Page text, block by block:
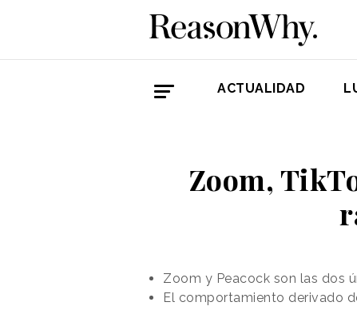
ACTUALIDAD
Zoom,
Zoom y Peacock son las dos
El comportamiento derivado